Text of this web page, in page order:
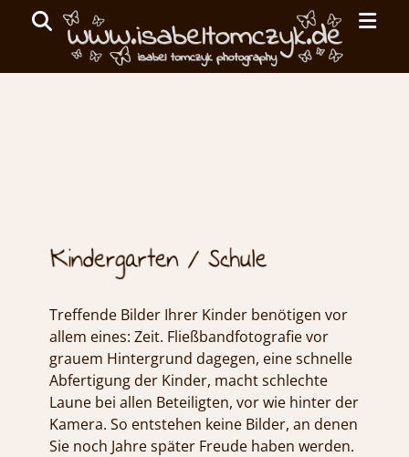
Menu
Search
Treffende Bilder Ihrer Kinder benötigen vor
allem eines: Zeit. Fließbandfotografie vor
grauem Hintergrund dagegen, eine schnelle
Abfertigung der Kinder, macht schlechte
Laune bei allen Beteiligten, vor wie hinter der
Kamera. So entstehen keine Bilder, an denen
Sie noch Jahre später Freude haben werden.